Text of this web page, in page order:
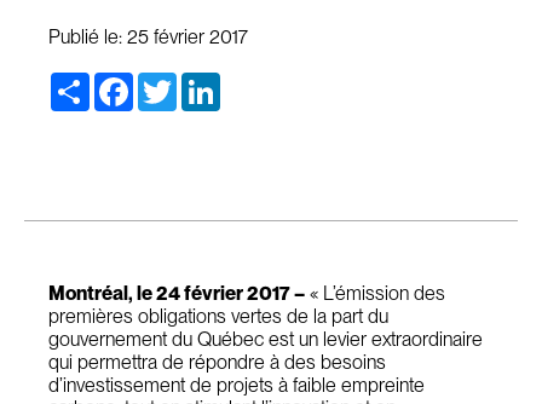
Publié le: 25 février 2017
Share Facebook
Twitter
Montréal, le 24 février 2017 – « L’émission des
premières obligations vertes de la part du
gouvernement du Québec est un levier extraordinaire
qui permettra de répondre à des besoins
d’investissement de projets à faible empreinte